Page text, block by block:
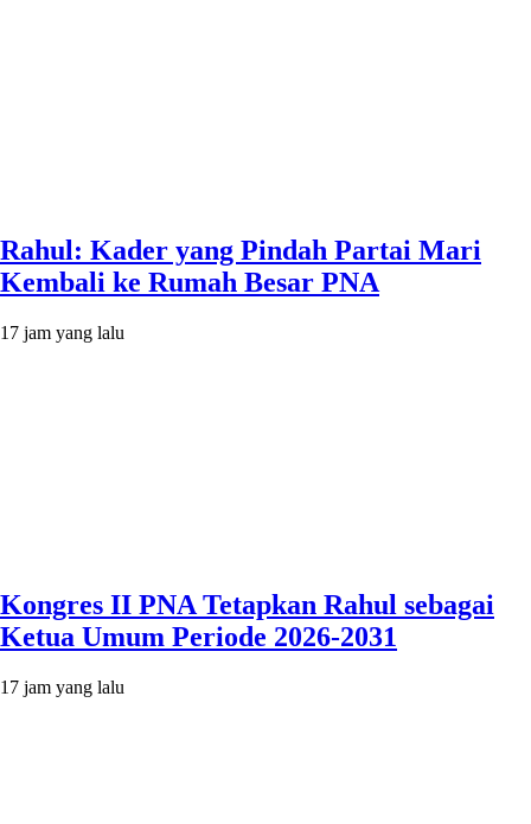
Rahul: Kader yang Pindah Partai Mari
Kembali ke Rumah Besar PNA
17 jam yang lalu
Kongres II PNA Tetapkan Rahul sebagai
Ketua Umum Periode 2026-2031
17 jam yang lalu